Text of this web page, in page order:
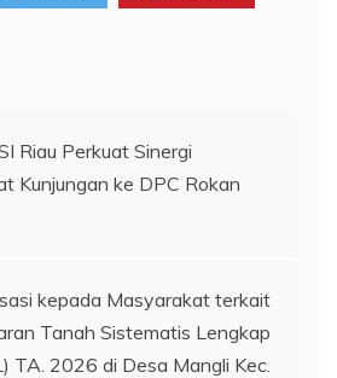
Riau Perkuat Sinergi
Kunjungan ke DPC Rokan
kepada Masyarakat terkait
Tanah Sistematis Lengkap
TA. 2026 di Desa Mangli Kec.